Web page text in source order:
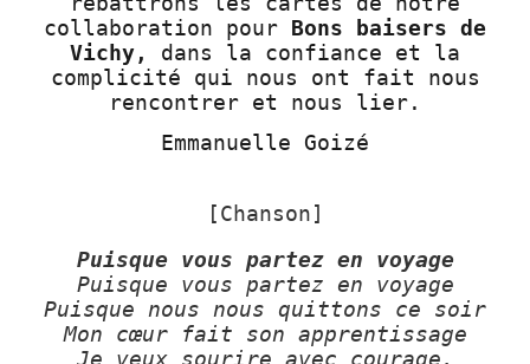
collaboration pour Bons baisers de
Vichy, dans la confiance et la
complicité qui nous ont fait nous
rencontrer et nous lier.
Emmanuelle Goizé
[Chanson]
Puisque vous partez en voyage
Puisque vous partez en voyage
Puisque nous nous quittons ce soir
Mon cœur fait son apprentissage
Je veux sourire avec courage.